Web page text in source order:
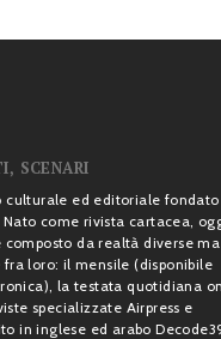
SCENARI
culturale ed editoriale fondato
come rivista cartacea,
composto da realtà diverse ma
loro: il mensile (disponibile
la testata quotidiana
specializzate Airpress e
in inglese ed arabo